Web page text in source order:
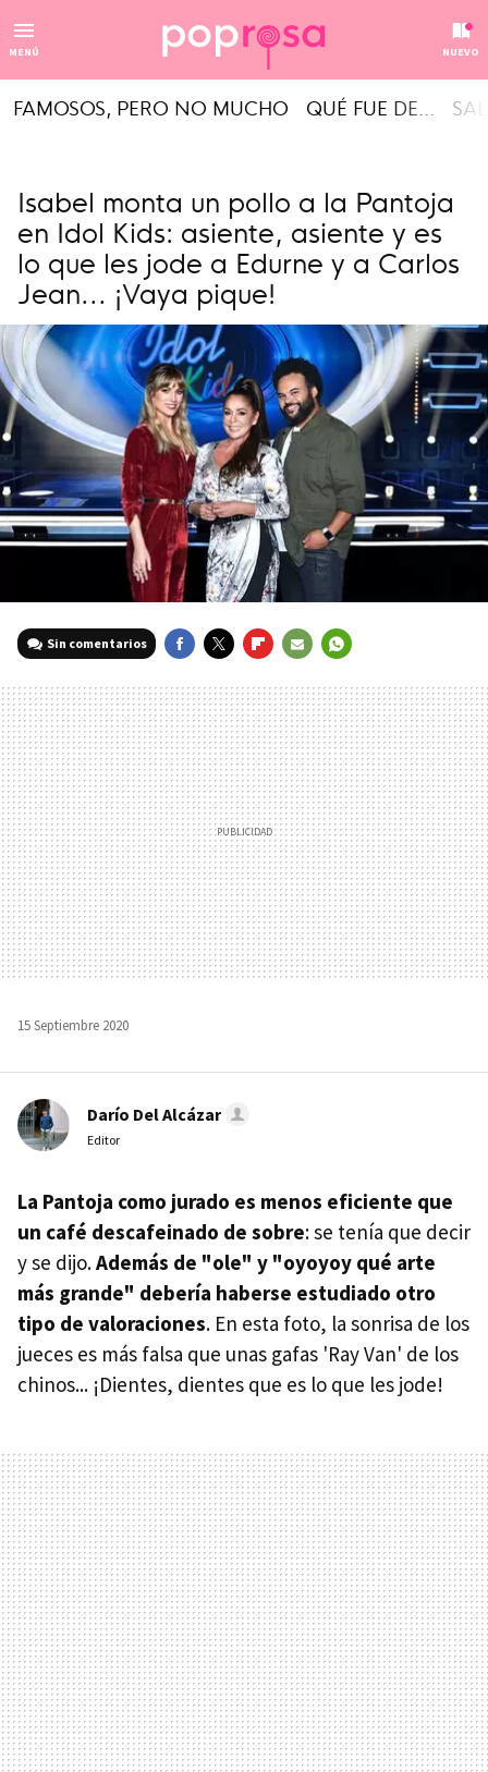
MENÚ NUEVO
FAMOSOS, PERO NO MUCHO QUÉ FUE DE...
Isabel monta un pollo a la Pantoja
en Idol Kids: asiente, asiente y es
lo que les jode a Edurne y a Carlos
Jean... ¡Vaya pique!
Sin comentarios
MAIL
15 Septiembre 2020
Darío Del Alcázar
Editor
La Pantoja como jurado es menos eficiente que
un café descafeinado de sobre: se tenía que decir
y se dijo.Además de "ole" y "oyoyoy qué arte
más grande" debería haberse estudiado otro
tipo de valoraciones. En esta foto, la sonrisa de los
jueces es más falsa que unas gafas 'Ray Van' de los
chinos... ¡Dientes, dientes que es lo que les jode!